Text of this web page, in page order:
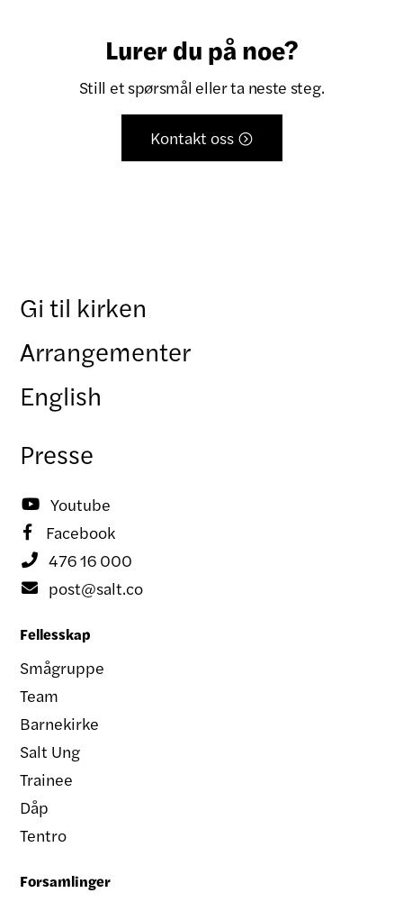
Lurer du på noe?
Still et spørsmål eller ta neste steg.
Kontakt oss 
Gi til kirken
Arrangementer
English
Presse
 Youtube
 Facebook
 476 16 000
 post@salt.co
Fellesskap
Smågruppe
Team
Barnekirke
Salt Ung
Trainee
Dåp
Tentro
Forsamlinger